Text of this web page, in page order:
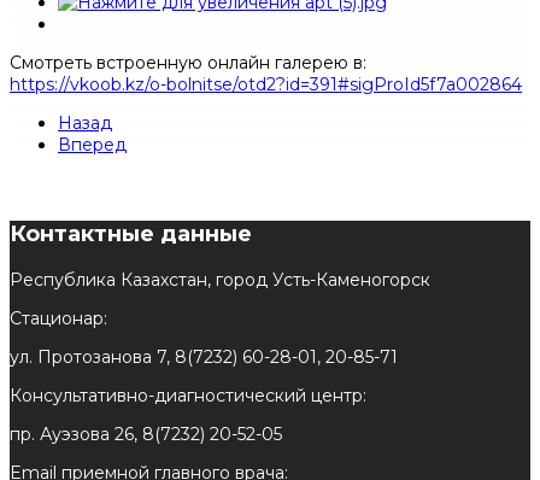
Смотреть встроенную онлайн галерею в:
https://vkoob.kz/o-bolnitse/otd2?id=391#sigProId5f7a002864
Назад
Вперед
Контактные данные
Республика Казахстан, город Усть-Каменогорск
Стационар:
ул. Протозанова 7, 8(7232) 60-28-01, 20-85-71
Консультативно-диагностический центр:
пр. Ауэзова 26, 8(7232) 20-52-05
Email приемной главного врача: